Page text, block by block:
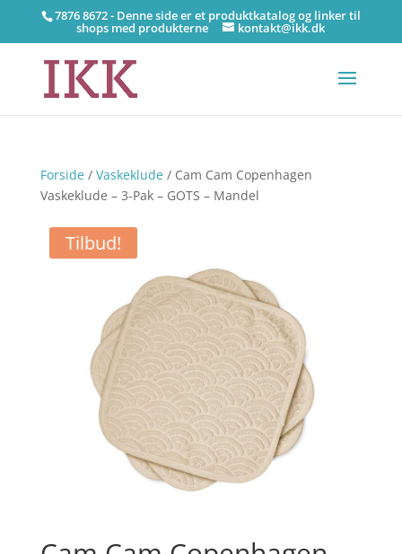
7876 8672 - Denne side er et produktkatalog og linker til
shops med produkterne kontakt@ikk.dk
Forside/ Vaskeklude/ Cam Cam Copenhagen
Vaskeklude – 3-Pak – GOTS – Mandel
Tilbud!